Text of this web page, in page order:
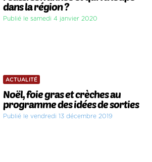
dans la région ?
Publié le samedi 4 janvier 2020
ACTUALITÉ
Noël, foie gras et crèches au
programme des idées de sorties
Publié le vendredi 13 décembre 2019